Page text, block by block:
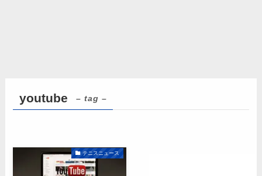
youtube – tag –
テニスニュース